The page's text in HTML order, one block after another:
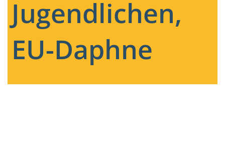
Jugendlichen,
EU-Daphne